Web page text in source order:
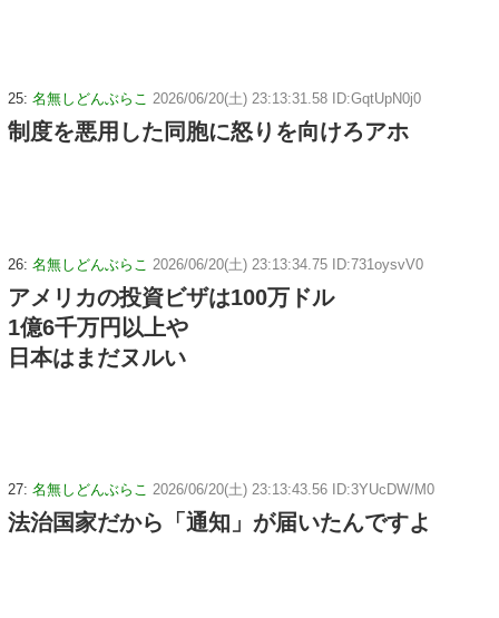
25: 名無しどんぶらこ 2026/06/20(土) 23:13:31.58 ID:GqtUpN0j0
制度を悪用した同胞に怒りを向けろアホ
26: 名無しどんぶらこ 2026/06/20(土) 23:13:34.75 ID:731oysvV0
アメリカの投資ビザは100万ドル
1億6千万円以上や
日本はまだヌルい
27: 名無しどんぶらこ 2026/06/20(土) 23:13:43.56 ID:3YUcDW/M0
法治国家だから「通知」が届いたんですよ